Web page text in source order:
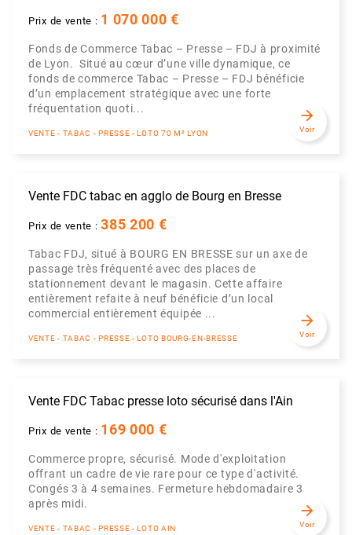
Prix de vente : 1 070 000 €
Fonds de Commerce Tabac – Presse – FDJ à proximité
de Lyon. Situé au cœur d’une ville dynamique, ce
fonds de commerce Tabac – Presse – FDJ bénéficie
d’un emplacement stratégique avec une forte
fréquentation quoti...
VENTE - TABAC - PRESSE - LOTO 70 M² LYON
arrow_forward
Voir
Vente FDC tabac en agglo de Bourg en Bresse
Prix de vente :385 200 €
Tabac FDJ, situé à BOURG EN BRESSE sur un axe de
passage très fréquenté avec des places de
stationnement devant le magasin. Cette affaire
entièrement refaite à neuf bénéficie d’un local
commercial entièrement équipée ...
VENTE - TABAC - PRESSE - LOTO BOURG-EN-BRESSE
arrow_forward
Voir
Vente FDC Tabac presse loto sécurisé dans l'Ain
Prix de vente : 169 000 €
Commerce propre, sécurisé. Mode d'exploitation
offrant un cadre de vie rare pour ce type d'activité.
Congés 3 à 4 semaines. Fermeture hebdomadaire 3
après midi.
VENTE - TABAC - PRESSE - LOTO AIN
arrow_forward
Voir